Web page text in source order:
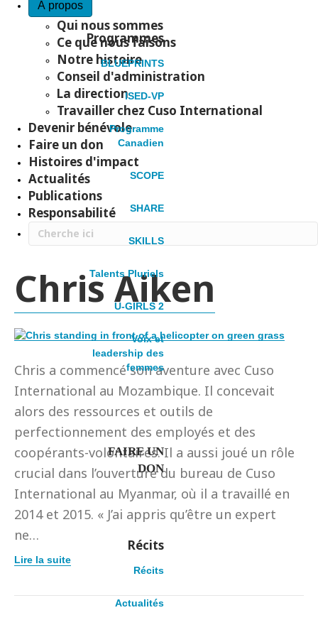
Programmes
BLUEPRINTS
ISED-VP
Programme
Canadien
SCOPE
SHARE
SKILLS
Talents Pluriels
U-GIRLS 2
Voix et
leadership des
femmes
FAIRE UN
DON
Récits
Récits
Actualités
À propos
Qui nous sommes
Ce que nous faisons
Notre histoire
Conseil d'administration
La direction
Travailler chez Cuso International
Devenir bénévole
Faire un don
Histoires d'impact
Actualités
Publications
Responsabilité
Chris Aiken
Chris a commencé son aventure avec Cuso
International au Mozambique. Il concevait
alors des ressources et outils de
perfectionnement des employés et des
coopérants-volontaires. Il a aussi joué un rôle
crucial dans l’ouverture du bureau de Cuso
International au Myanmar, où il a travaillé en
2014 et 2015. « J’ai appris qu’être un expert
ne…
Lire la suite